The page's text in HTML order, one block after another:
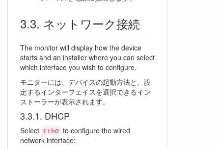
ネットワーク接続
The monitor will display how the device
starts and an installer where you can select
which interface you wish to configure.
モニターには、デバイスの起動方法と、設
定するインターフェイスを選択できるイン
ストーラーが表示されます。
DHCP
Select Eth0 to configure the wired
network interface: